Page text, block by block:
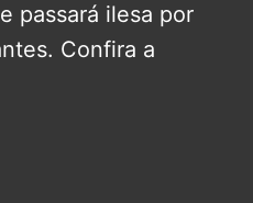
passará ilesa por
Confira a